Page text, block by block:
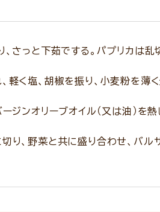
さっと下茹でする。パプリカは乱
軽く塩、胡椒を振り、小麦粉を薄く
ジンオリーブオイル（又は油）
り、野菜と共に盛り合わせ、バル